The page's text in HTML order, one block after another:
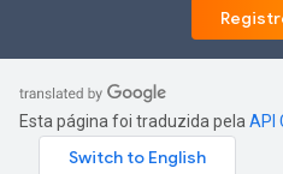
Esta página foi traduzida pela API